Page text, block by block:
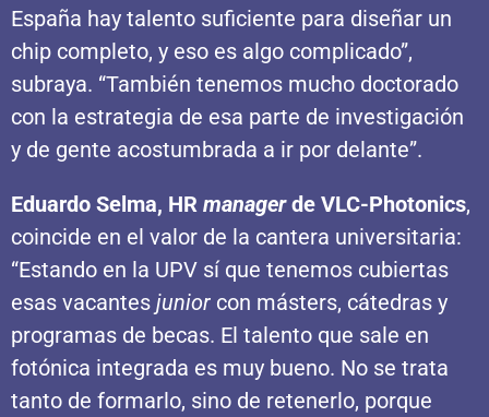
España hay talento suficiente para diseñar un
chip completo, y eso es algo complicado”,
subraya. “También tenemos mucho doctorado
con la estrategia de esa parte de investigación
y de gente acostumbrada a ir por delante”.
Eduardo Selma, HR managerde VLC-Photonics,
coincide en el valor de la cantera universitaria:
“Estando en la UPV sí que tenemos cubiertas
esas vacantes junior con másters, cátedras y
programas de becas. El talento que sale en
fotónica integrada es muy bueno. No se trata
tanto de formarlo, sino de retenerlo, porque